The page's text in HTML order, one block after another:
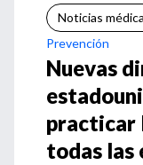
Noticias
Prevención
Nuevas
practicar
todas las